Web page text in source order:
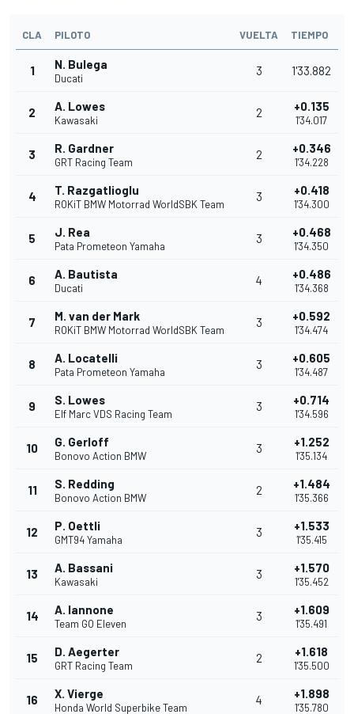
CLA PILOTO VUELTA TIEMPO
1 N. Bulega
Ducati
3 1'33.882
2 A. Lowes
Kawasaki
2 +0.135
1'34.017
3 R. Gardner
GRT Racing Team
2 +0.346
1'34.228
4 T. Razgatlioglu
ROKiT BMW Motorrad WorldSBK Team
3 +0.418
1'34.300
5 J. Rea
Pata Prometeon Yamaha
3 +0.468
1'34.350
6 A. Bautista
Ducati
4 +0.486
1'34.368
7 M. van der Mark
ROKiT BMW Motorrad WorldSBK Team
3 +0.592
1'34.474
8 A. Locatelli
Pata Prometeon Yamaha
3 +0.605
1'34.487
9 S. Lowes
Elf Marc VDS Racing Team
3 +0.714
1'34.596
10 G. Gerloff
Bonovo Action BMW
3 +1.252
1'35.134
11 S. Redding
Bonovo Action BMW
2 +1.484
1'35.366
12 P. Oettli
GMT94 Yamaha
3 +1.533
1'35.415
13 A. Bassani
Kawasaki
3 +1.570
1'35.452
14 A. Iannone
Team GO Eleven
3 +1.609
1'35.491
15 D. Aegerter
GRT Racing Team
2 +1.618
1'35.500
16 X. Vierge
Honda World Superbike Team
4 +1.898
1'35.780